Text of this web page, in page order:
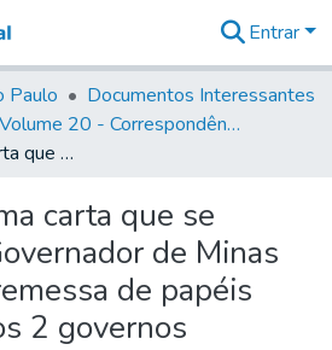
&
Coleções
Tudo na
Biblioteca
Estatísticas
Entrar
Paulo
Documentos Interessantes
Volume 20 - Correspondência interna do Governador Rodrigo Cezar de Menezes: 1721- 1728
Registro de uma carta que se escreveu ao Governador de Minas Gerais sobre remessa de papéis respectivos aos 2 governos
carta que se
de Minas
de papéis
2 governos